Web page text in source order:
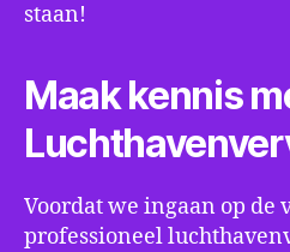
staan!
Maak kennis
Voordat we ingaan op de
professioneel